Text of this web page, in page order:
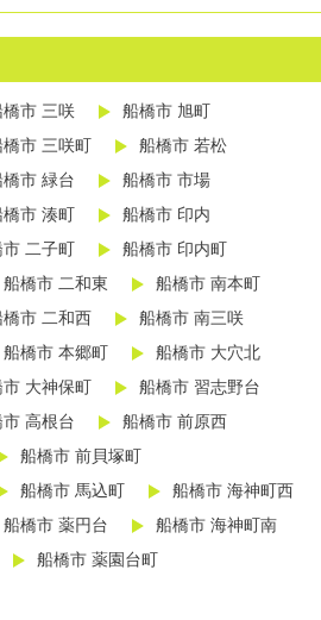
橋市 三咲
船橋市 旭町
橋市 三咲町
船橋市 若松
橋市 緑台
船橋市 市場
橋市 湊町
船橋市 印内
市 二子町
船橋市 印内町
船橋市 二和東
船橋市 南本町
橋市 二和西
船橋市 南三咲
船橋市 本郷町
船橋市 大穴北
市 大神保町
船橋市 習志野台
高根台
船橋市 前原西
船橋市 前貝塚町
船橋市 馬込町
船橋市 海神町西
船橋市 薬円台
船橋市 海神町南
船橋市 薬園台町